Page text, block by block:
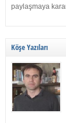
paylaşmaya
Köşe Yazıları